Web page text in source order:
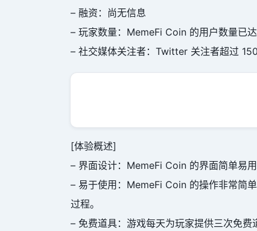
– 融资：尚无信息
– 玩家数量：MemeFi Coin 的用户数量已达
– 社交媒体关注者：Twitter 关注者超过
[体验概述]
– 界面设计：MemeFi Coin 的界面简单易
– 易于使用：MemeFi Coin 的操作非常简
过程。
– 免费道具：游戏每天为玩家提供三次免费